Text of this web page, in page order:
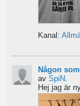
Kanal:
Någon
av SpiN.